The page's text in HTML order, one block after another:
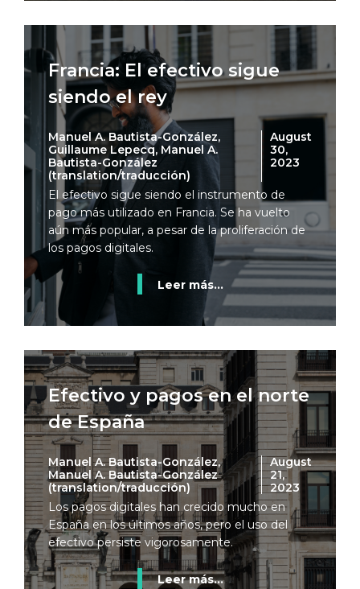
Francia: El efectivo sigue
siendo el rey
Manuel A. Bautista-González,
Guillaume Lepecq, Manuel A.
Bautista-González
(translation/traducción)
August
30,
2023
El efectivo sigue siendo el instrumento de
pago más utilizado en Francia. Se ha vuelto
aún más popular, a pesar de la proliferación de
los pagos digitales.
Leer más...
Efectivo y pagos en el norte
de España
Manuel A. Bautista-González,
Manuel A. Bautista-González
(translation/traducción)
August
21,
2023
Los pagos digitales han crecido mucho en
España en los últimos años, pero el uso del
efectivo persiste vigorosamente.
Leer más...